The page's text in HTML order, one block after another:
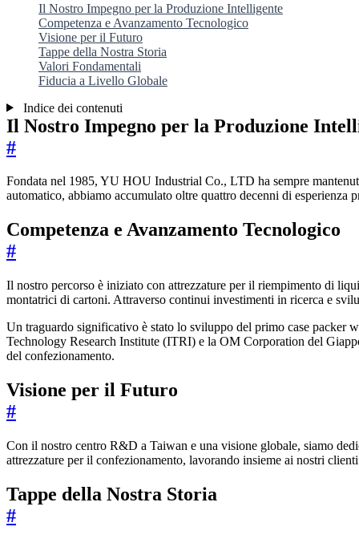
Il Nostro Impegno per la Produzione Intelligente
Competenza e Avanzamento Tecnologico
Visione per il Futuro
Tappe della Nostra Storia
Valori Fondamentali
Fiducia a Livello Globale
Indice dei contenuti
Il Nostro Impegno per la Produzione
#
Fondata nel 1985, YU HOU Industrial Co., LTD ha sempre
automatico, abbiamo accumulato oltre quattro decenni di esperienza
Competenza e Avanzamento Tecnologico
#
Il nostro percorso è iniziato con attrezzature per il riempimento di
montatrici di cartoni. Attraverso continui investimenti in ricerca e
Un traguardo significativo è stato lo sviluppo del primo case packer
Technology Research Institute (ITRI) e la OM Corporation del
del confezionamento.
Visione per il Futuro
#
Con il nostro centro R&D a Taiwan e una visione globale, siamo
attrezzature per il confezionamento, lavorando insieme ai nostri
Tappe della Nostra Storia
#